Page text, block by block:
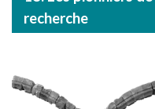
recherche